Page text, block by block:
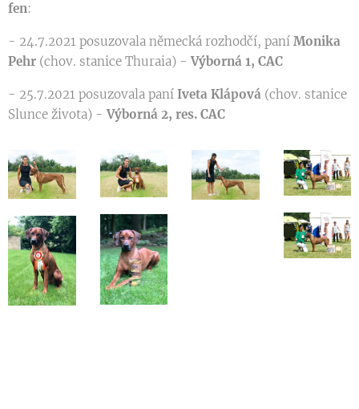
fen:
- 24.7.2021 posuzovala německá rozhodčí, paní Monika
Pehr (chov. stanice Thuraia) -Výborná 1, CAC
- 25.7.2021 posuzovala paní Iveta Klápová (chov. stanice
Slunce života) -Výborná 2, res. CAC